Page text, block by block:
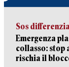
Sos
Emergenza
collasso: stop
rischia il